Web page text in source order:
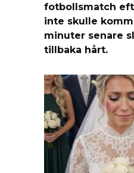
fotbollsmatch
inte skulle
minuter senare
tillbaka hårt.